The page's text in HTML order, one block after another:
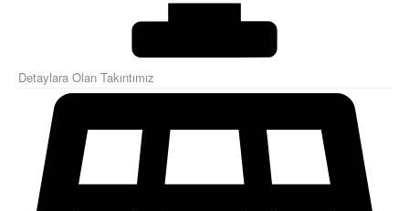
Detaylara Olan Takıntımız